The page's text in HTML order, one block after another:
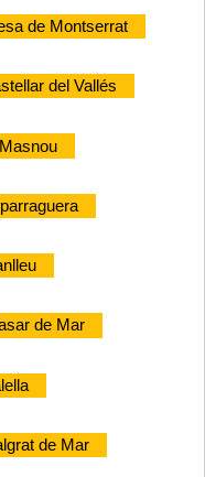
de Montserrat
del Vallés
de Mar
de Mar